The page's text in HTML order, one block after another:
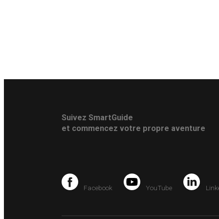
Suivez SmartGuide
et commencez votre propre aventure
Facebook YouTube